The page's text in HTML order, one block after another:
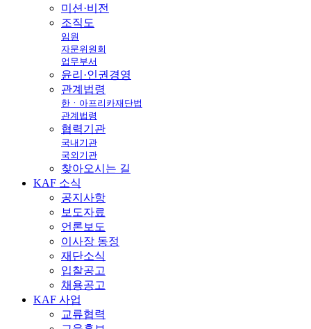
미션·비전
조직도
임원
자문위원회
업무부서
윤리·인권경영
관계법령
한ㆍ아프리카재단법
관계법령
협력기관
국내기관
국외기관
찾아오시는 길
KAF 소식
공지사항
보도자료
언론보도
이사장 동정
재단소식
입찰공고
채용공고
KAF 사업
교류협력